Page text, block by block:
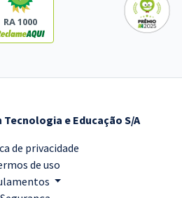
RA 1000
Tecnologia e Educação S/A
de privacidade
de uso